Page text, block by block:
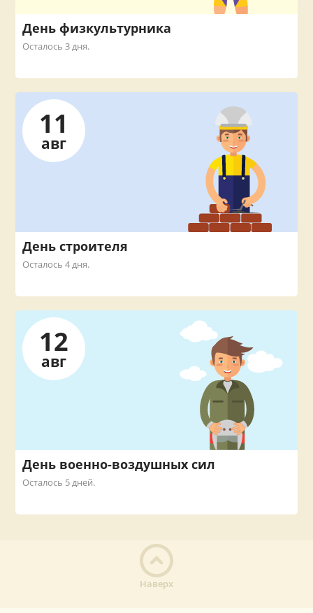
День физкультурника
Осталось 3 дня.
11
авг
День строителя
Осталось 4 дня.
12
авг
День военно-воздушных сил
Осталось 5 дней.
Наверх